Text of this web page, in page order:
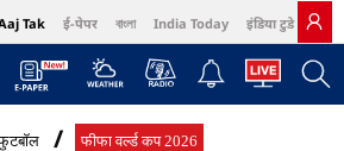
Tak ई-पेपर বাংলা India Today इंडिया टुडे हिंदी
Cosmopolitan Harper's Bazaar Northeast
फीफा वर्ल्ड कप 2026